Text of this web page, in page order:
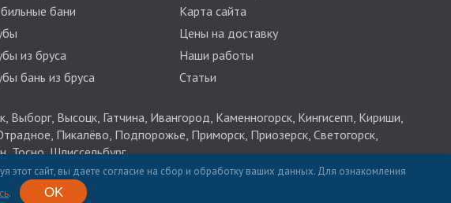
этот сайт, вы даете согласие на сбор и обработку ваших данных. Для ознакомления
. OK
бани
из бруса
бань из бруса
Карта сайта
Цены на доставку
Наши работы
Статьи
Высоцк, Гатчина, Ивангород, Каменногорск, Кингисепп, Кириши,
Пикалёво, Подпорожье, Приморск, Приозерск, Светогорск,
Тосно, Шлиссельбург
и РФ. ИНН 5313015325. Продвижение сайта